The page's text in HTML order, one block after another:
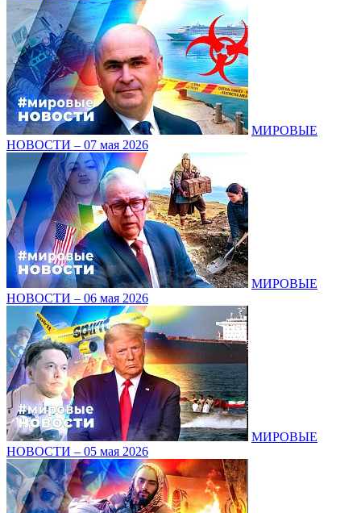
МИРОВЫЕ
НОВОСТИ – 07 мая 2026
МИРОВЫЕ
НОВОСТИ – 06 мая 2026
МИРОВЫЕ
НОВОСТИ – 05 мая 2026